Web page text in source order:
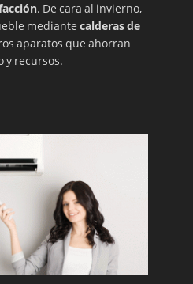
¡únicas!
acondicionado
nuevas
Panasonic
. De cara al invierno,
mediante calderas de
aparatos que ahorran
y recursos.